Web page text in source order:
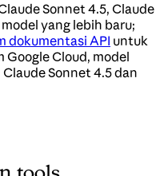
Sonnet 4.5, Claude
yang lebih baru;
dokumentasi API untuk
Cloud, model
Sonnet 4.5 dan